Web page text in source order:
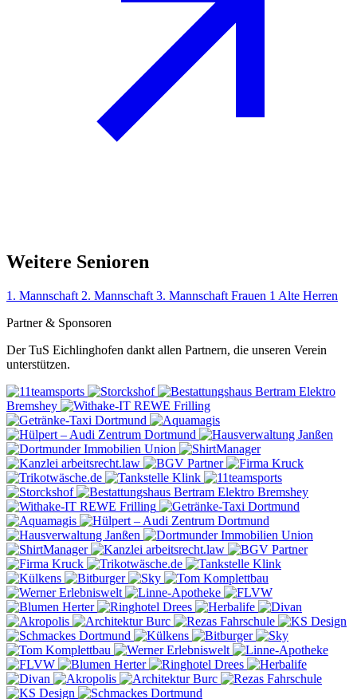
Weitere Senioren
1. Mannschaft 2. Mannschaft 3. Mannschaft Frauen 1 Alte Herren
Partner & Sponsoren
Der TuS Eichlinghofen dankt allen Partnern, die unseren Verein
unterstützen.
Elektro
Bremshey
REWE Frilling
Elektro Bremshey
REWE Frilling